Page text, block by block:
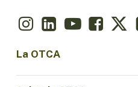
La OTCA